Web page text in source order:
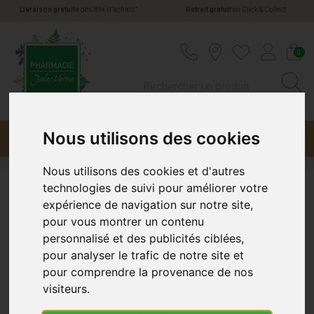
Nous utilisons des cookies
Nous utilisons des cookies et d'autres
technologies de suivi pour améliorer votre
expérience de navigation sur notre site,
pour vous montrer un contenu
personnalisé et des publicités ciblées,
pour analyser le trafic de notre site et
pour comprendre la provenance de nos
visiteurs.
Livraison gratuite dès 89€ d’achats * Retrait gratuiten Click & Collect
0
Menu Promotions
Equilibre Attitude Pharma